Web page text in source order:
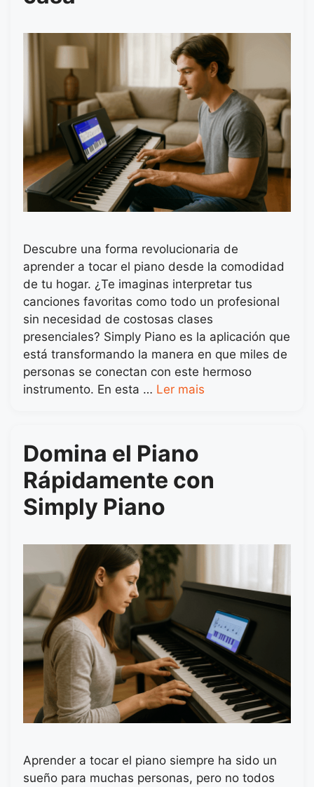
Descubre una forma revolucionaria de
aprender a tocar el piano desde la comodidad
de tu hogar. ¿Te imaginas interpretar tus
canciones favoritas como todo un profesional
sin necesidad de costosas clases
presenciales? Simply Piano es la aplicación que
está transformando la manera en que miles de
personas se conectan con este hermoso
instrumento. En esta … Ler mais
Domina el Piano
Rápidamente con
Simply Piano
Aprender a tocar el piano siempre ha sido un
sueño para muchas personas, pero no todos